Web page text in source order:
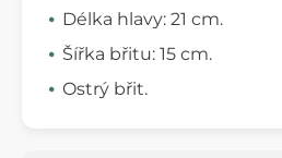
Délka hlavy: 21 cm.
Šířka břitu: 15 cm.
Ostrý břit.